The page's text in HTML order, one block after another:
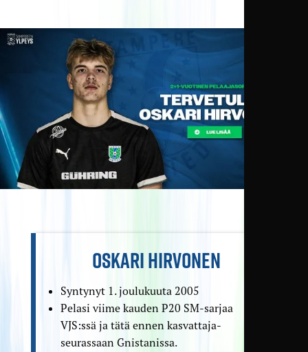
OSKARI HIRVONEN
Syntynyt 1. joulukuuta 2005
Pelasi viime kauden P20 SM-sarjaa
VJS:ssä ja tätä ennen kasvattaja­
seurassaan Gnistanissa.